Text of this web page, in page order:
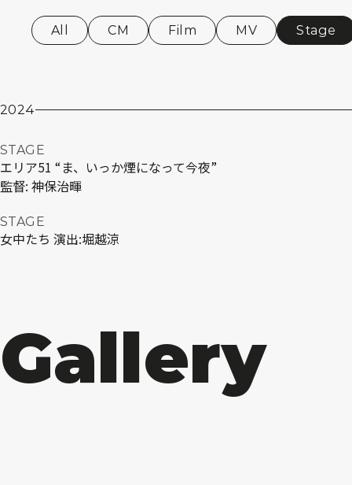
All CM Film MV Stage
2024
STAGE
エリア51 “ま、いっか煙になって今夜”
監督: 神保治暉
STAGE
女中たち 演出:堀越涼
Gallery